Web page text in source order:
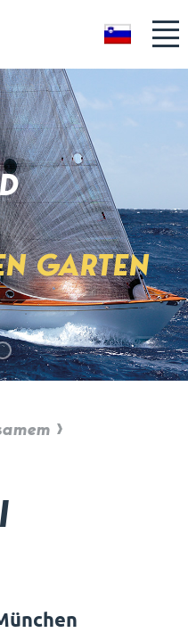
SL
GARTEN